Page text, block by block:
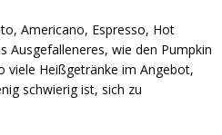
Americano, Espresso, Hot
Ausgefalleneres, wie den Pumpkin
viele Heißgetränke im Angebot,
schwierig ist, sich zu